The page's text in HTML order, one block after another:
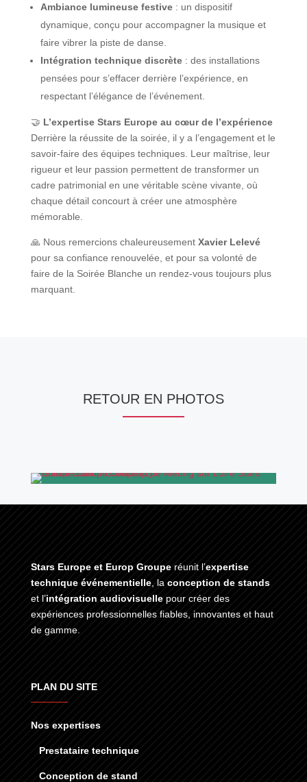
Ambiance lumineuse festive: un dispositif
dynamique, conçu pour accompagner la musique et
faire vibrer la piste de danse.
Intégration technique discrète: des installations
pensées pour s’effacer derrière l’expérience, en
respectant l’élégance de l’événement.
🤝 L’expertise Stars Europe au cœur de l’expérience
Derrière la réussite de la soirée, il y a l’engagement et le
savoir-faire des équipes techniques. Leur maîtrise, leur
rigueur et leur passion permettent de transformer un
cadre patrimonial en une véritable scène vivante, où
chaque détail concourt à créer une atmosphère
mémorable.
🙏 Nous remercions chaleureusement Xavier Lelevé
pour sa confiance renouvelée, et pour sa volonté de
faire de la Soirée Blanche un rendez-vous toujours plus
marquant.
RETOUR EN PHOTOS
Stars Europe et Europ Groupe réunit l’expertise
technique événementielle, la conception de stands
et l’intégration audiovisuellepour créer des
expériences professionnelles fiables, innovantes et haut
de gamme.
PLAN DU SITE
Nos expertises
Prestataire technique
Conception de stand